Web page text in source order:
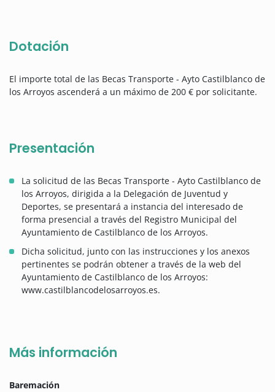
Dotación
El importe total de las Becas Transporte - Ayto Castilblanco de
los Arroyos ascenderá a un máximo de 200 € por solicitante.
Presentación
La solicitud de las Becas Transporte - Ayto Castilblanco de
los Arroyos, dirigida a la Delegación de Juventud y
Deportes, se presentará a instancia del interesado de
forma presencial a través del Registro Municipal del
Ayuntamiento de Castilblanco de los Arroyos.
Dicha solicitud, junto con las instrucciones y los anexos
pertinentes se podrán obtener a través de la web del
Ayuntamiento de Castilblanco de los Arroyos:
www.castilblancodelosarroyos.es.
Más información
Baremación